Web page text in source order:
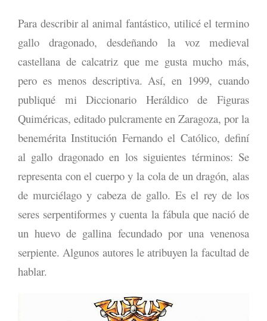
Para describir al animal fantástico, utilicé el termino
gallo dragonado, desdeñando la voz medieval
castellana de calcatriz que me gusta mucho más,
pero es menos descriptiva. Así, en 1999, cuando
publiqué mi Diccionario Heráldico de Figuras
Quiméricas, editado pulcramente en Zaragoza, por la
benemérita Institución Fernando el Católico, definí
al gallo dragonado en los siguientes términos: Se
representa con el cuerpo y la cola de un dragón, alas
de murciélago y cabeza de gallo. Es el rey de los
seres serpentiformes y cuenta la fábula que nació de
un huevo de gallina fecundado por una venenosa
serpiente. Algunos autores le atribuyen la facultad de
hablar.